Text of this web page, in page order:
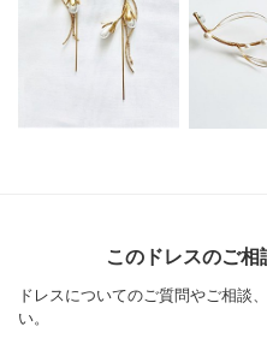
このドレスのご相
ドレスについてのご質問やご相談
い。